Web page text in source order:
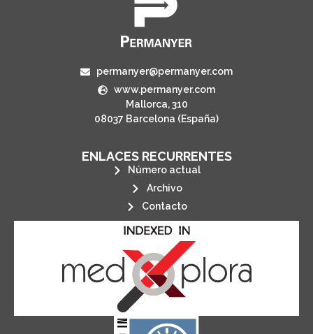
permanyer@permanyer.com
www.permanyer.com
Mallorca, 310
08037 Barcelona (España)
ENLACES RECURRENTES
Número actual
Archivo
Contacto